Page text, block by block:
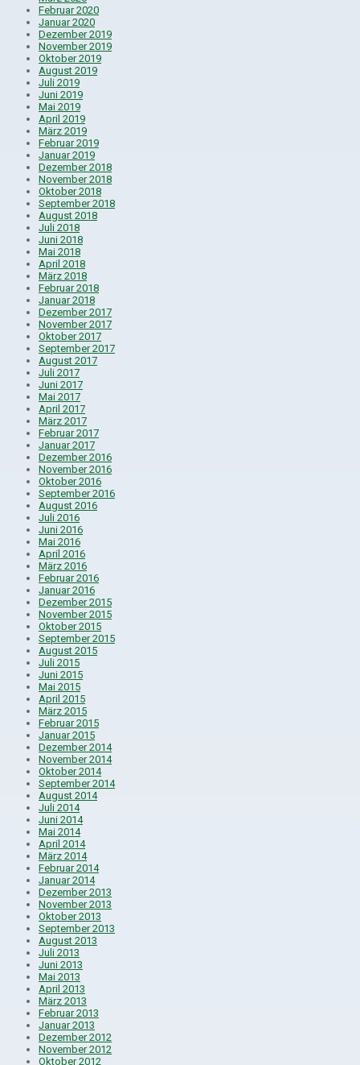
Februar 2020
Januar 2020
Dezember 2019
November 2019
Oktober 2019
August 2019
Juli 2019
Juni 2019
Mai 2019
April 2019
März 2019
Februar 2019
Januar 2019
Dezember 2018
November 2018
Oktober 2018
September 2018
August 2018
Juli 2018
Juni 2018
Mai 2018
April 2018
März 2018
Februar 2018
Januar 2018
Dezember 2017
November 2017
Oktober 2017
September 2017
August 2017
Juli 2017
Juni 2017
Mai 2017
April 2017
März 2017
Februar 2017
Januar 2017
Dezember 2016
November 2016
Oktober 2016
September 2016
August 2016
Juli 2016
Juni 2016
Mai 2016
April 2016
März 2016
Februar 2016
Januar 2016
Dezember 2015
November 2015
Oktober 2015
September 2015
August 2015
Juli 2015
Juni 2015
Mai 2015
April 2015
März 2015
Februar 2015
Januar 2015
Dezember 2014
November 2014
Oktober 2014
September 2014
August 2014
Juli 2014
Juni 2014
Mai 2014
April 2014
März 2014
Februar 2014
Januar 2014
Dezember 2013
November 2013
Oktober 2013
September 2013
August 2013
Juli 2013
Juni 2013
Mai 2013
April 2013
März 2013
Februar 2013
Januar 2013
Dezember 2012
November 2012
Oktober 2012